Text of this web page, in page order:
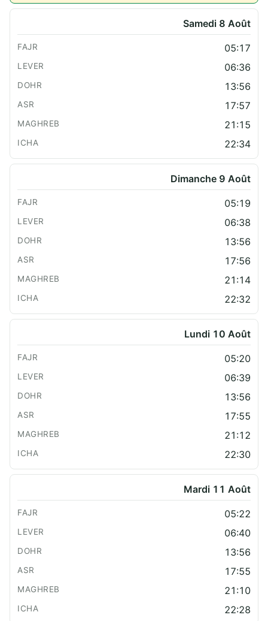
Samedi 8 Août
05:17
06:36
13:56
17:57
21:15
22:34
Dimanche 9 Août
05:19
06:38
13:56
17:56
21:14
22:32
Lundi 10 Août
05:20
06:39
13:56
17:55
21:12
22:30
Mardi 11 Août
05:22
06:40
13:56
17:55
21:10
22:28